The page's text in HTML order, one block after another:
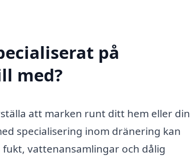
på
med?
att marken runt ditt hem eller din
specialisering inom dränering kan
vattenansamlingar och dålig